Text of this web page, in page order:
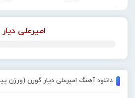
امیرعلی دیار
دانلود آهنگ امیرعلی دیار گوزن (ورژن